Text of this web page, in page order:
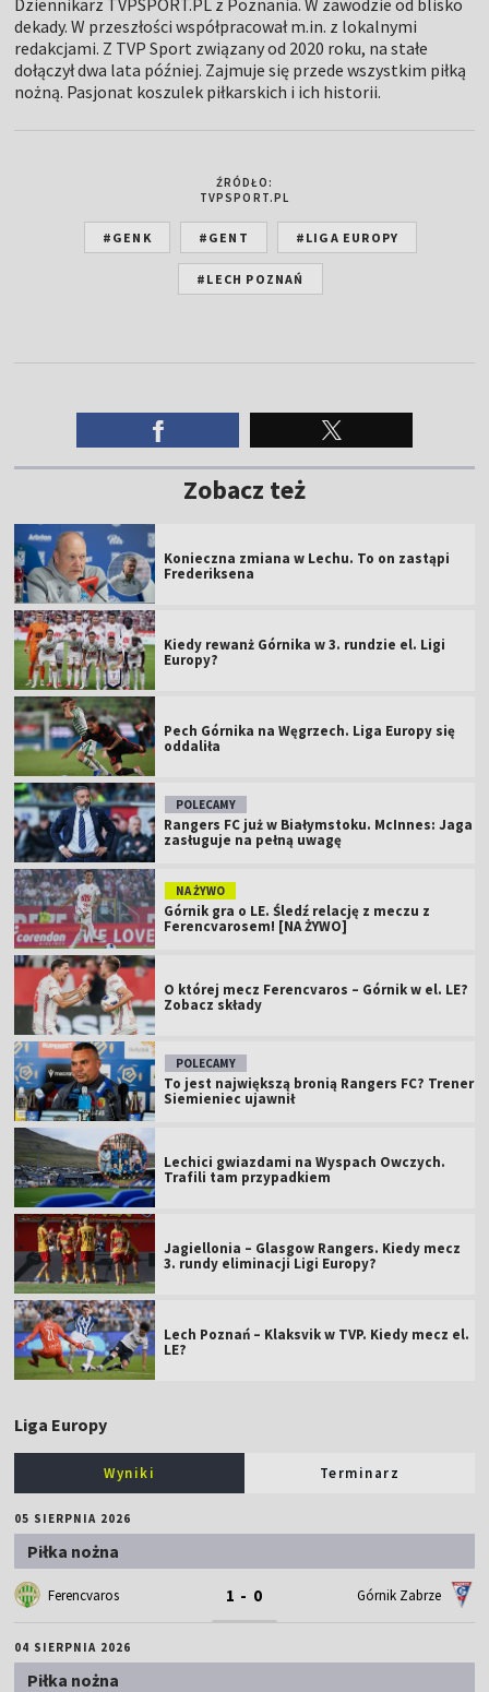
dekady. W przeszłości współpracował m.in. z lokalnymi
redakcjami. Z TVP Sport związany od 2020 roku, na stałe
dołączył dwa lata później. Zajmuje się przede wszystkim piłką
nożną. Pasjonat koszulek piłkarskich i ich historii.
ŹRÓDŁO:
TVPSPORT.PL
#GENK #GENT #LIGA EUROPY
#LECH POZNAŃ
Zobacz też
Konieczna zmiana w Lechu. To on zastąpi
Frederiksena
Kiedy rewanż Górnika w 3. rundzie el. Ligi
Europy?
Pech Górnika na Węgrzech. Liga Europy się
oddaliła
POLECAMY
Rangers FC już w Białymstoku. McInnes: Jaga
zasługuje na pełną uwagę
NA ŻYWO
Górnik gra o LE. Śledź relację z meczu z
Ferencvarosem! [NA ŻYWO]
O której mecz Ferencvaros – Górnik w el. LE?
Zobacz składy
POLECAMY
To jest największą bronią Rangers FC? Trener
Siemieniec ujawnił
Lechici gwiazdami na Wyspach Owczych.
Trafili tam przypadkiem
Jagiellonia – Glasgow Rangers. Kiedy mecz
3. rundy eliminacji Ligi Europy?
Lech Poznań – Klaksvik w TVP. Kiedy mecz el.
LE?
Liga Europy
Wyniki Terminarz
05 SIERPNIA 2026
Piłka nożna
Ferencvaros 1 - 0 Górnik Zabrze
04 SIERPNIA 2026
Piłka nożna